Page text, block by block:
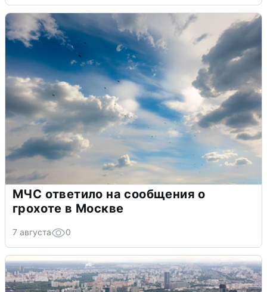
МЧС ответило на сообщения о
грохоте в Москве
7 августа 0